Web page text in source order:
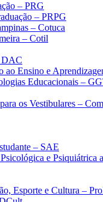
– PRG
– PRPG
– Cotuca
– Cotil
DAC
ao Ensino e
Educacionais –
os Vestibulares –
– SAE
e Psiquiátrica
Esporte e Cultura –